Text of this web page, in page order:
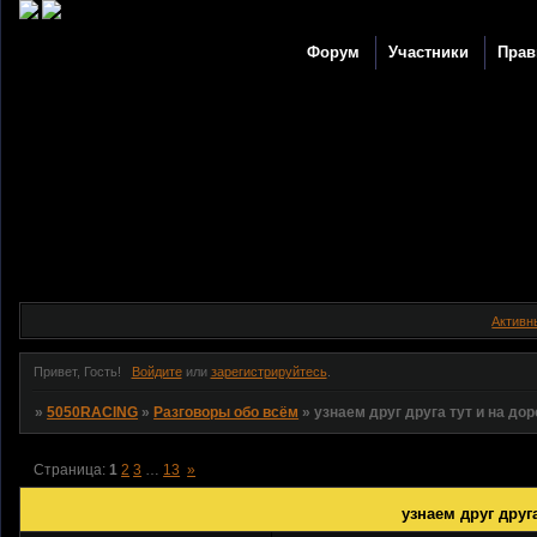
Форум Участники
Привет, Гость! Войдитеили зарегистрируйтесь.
»5050RACING » Разговоры обо всём »узнаем друг друга тут и на
узнаем друг
Страница:1 2 3 … 13 »